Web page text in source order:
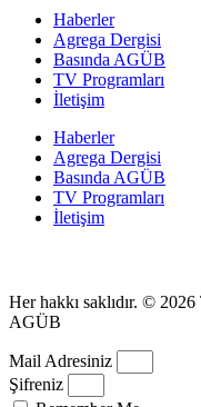
Haberler
Agrega Dergisi
Basında AGÜB
TV Programları
İletişim
Haberler
Agrega Dergisi
Basında AGÜB
TV Programları
İletişim
Her hakkı saklıdır. ©
AGÜB
Mail Adresiniz
Şifreniz